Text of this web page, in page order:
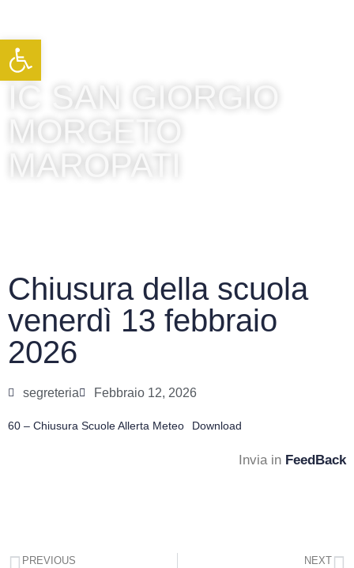
IC SAN GIORGIO
MORGETO
MAROPATI
Chiusura della scuola
venerdì 13 febbraio
2026
segreteria Febbraio 12, 2026
60 – Chiusura Scuole Allerta Meteo Download
Invia in FeedBack
PREVIOUS NEXT
Apri la barra degli strumenti